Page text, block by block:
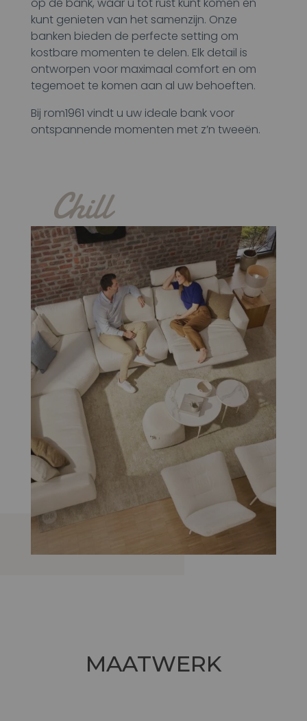
op de bank, waar u tot rust kunt komen en
kunt genieten van het samenzijn. Onze
banken bieden de perfecte setting om
kostbare momenten te delen. Elk detail is
ontworpen voor maximaal comfort en om
tegemoet te komen aan al uw behoeften.
Bij rom1961 vindt u uw ideale bank voor
ontspannende momenten met z’n tweeën.
Chill
MAATWERK